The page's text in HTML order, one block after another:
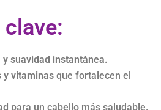
suavidad instantánea.
y vitaminas que fortalecen el
para un cabello más saludable.